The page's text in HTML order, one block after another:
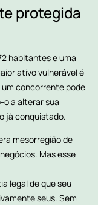
protegida
habitantes e uma
ativo vulnerável é
concorrente pode
o a alterar sua
já conquistado.
mesorregião de
Mas esse
legal de que seu
seus. Sem